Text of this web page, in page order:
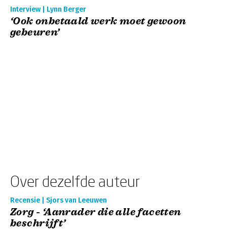
Interview | Lynn Berger
‘Ook onbetaald werk moet gewoon
gebeuren’
Over dezelfde auteur
Recensie | Sjors van Leeuwen
Zorg - ‘Aanrader die alle facetten
beschrijft’